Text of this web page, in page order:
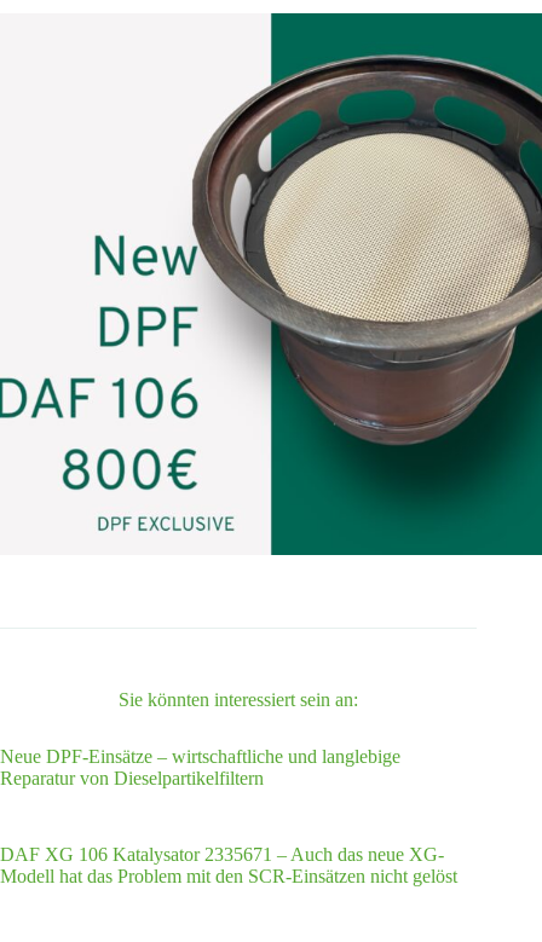
Sie könnten interessiert sein an:
Neue DPF-Einsätze – wirtschaftliche und langlebige
Reparatur von Dieselpartikelfiltern
DAF XG 106 Katalysator 2335671 – Auch das neue XG-
Modell hat das Problem mit den SCR-Einsätzen nicht gelöst